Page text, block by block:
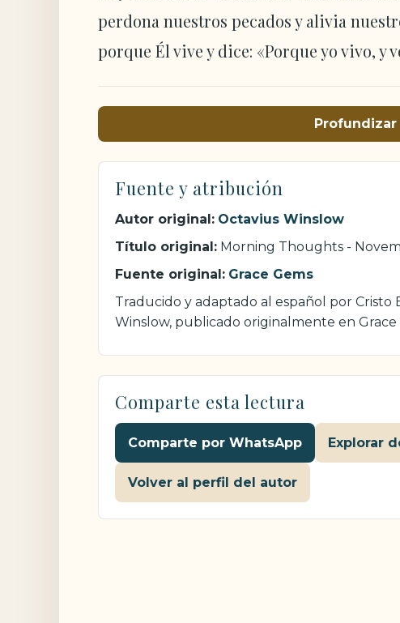
perdona nuestros pecados y alivia
porque Él vive y dice: «Porque yo vivo, y
Fuente y atribución
Autor original: Octavius Winslow
Título original: Morning Thoughts -
Fuente original: Grace Gems
Traducido y adaptado al español por
Winslow, publicado originalmente en Grace
Comparte esta lectura
Comparte por WhatsApp Explorar
Volver al perfil del autor